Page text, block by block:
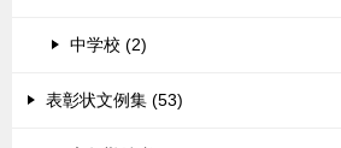
中学校 (2)
表彰状文例集 (53)